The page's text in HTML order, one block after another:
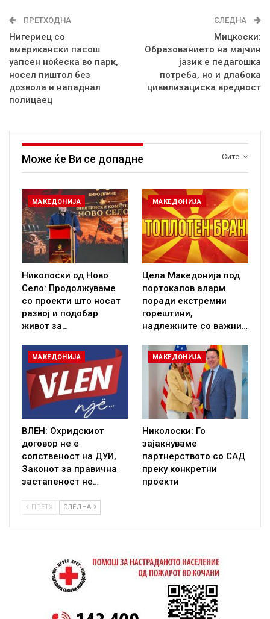
ПРЕТХОДНА
Нигериец со
американски пасош
уапсен ноќеска во парк,
носел пиштол без
дозвола и нападнал
полицаец
СЛЕДНА
Мицкоски:
Образованието на мајчин
јазик е педагошка
потреба, но и длабока
цивилизациска вредност
Сите
Може ќе Ви се допадне
МАКЕДОНИЈА
Николоски од Ново
Село: Продолжуваме
со проекти што носат
развој и подобар
живот за…
МАКЕДОНИЈА
Цела Македонија под
портокалов аларм
поради екстремни
горештини,
надлежните со важни…
МАКЕДОНИЈА
ВЛЕН: Охридскиот
договор не е
сопственост на ДУИ,
Законот за правична
застапеност не…
МАКЕДОНИЈА
Николоски: Го
зајакнуваме
партнерството со САД
преку конкретни
проекти
ПРЕТХ СЛЕДНА